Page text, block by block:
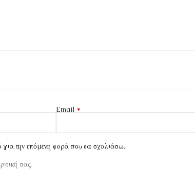
Email *
την επόμενη φορά που θα σχολιάσω.
σας.